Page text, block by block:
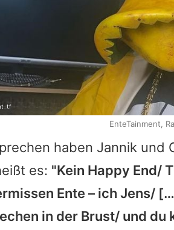
haben Jannik und
es: "Kein Happy End/
Ente – ich Jens/
in der Brust/ und
EnteTainment,